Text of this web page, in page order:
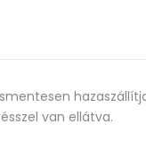
van ellátva.